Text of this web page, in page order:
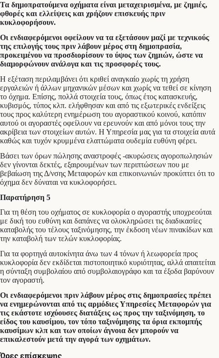
Τα δημοπρατούμενα οχήματα είναι μεταχειρισμένα, με ζημιές,
φθορές και ελλείψεις και χρήζουν επισκευής πριν
κυκλοφορήσουν.
Οι ενδιαφερόμενοι οφείλουν να τα εξετάσουν μαζί με τεχνικούς
της επιλογής τους πριν λάβουν μέρος στη δημοπρασία,
προκειμένου να προσδιορίσουν το ύψος των ζημιών, ώστε να
διαμορφώνουν ανάλογα και τις προσφορές τους.
Η εξέταση περιλαμβάνει ότι κριθεί αναγκαίο χωρίς τη χρήση
εργαλειών ή άλλων μηχανικών μέσων και χωρίς να τεθεί σε κίνηση
το όχημα. Επίσης, πολλά στοιχεία τους, όπως έτος κατασκευής,
κυβισμός, τύπος κλπ. ελήφθησαν και από τις εξωτερικές ενδείξεις
τους προς καλύτερη ενημέρωση του αγοραστικού κοινού, κατόπιν
αυτού οι αγοραστές οφείλουν να ερευνούν και από μόνοι τους την
ακρίβεια των στοιχείων αυτών. Η Υπηρεσία μας για τα στοιχεία αυτά
καθώς και τυχόν κρυμμένα ελαττώματα ουδεμία ευθύνη φέρει.
Βάσει των όρων πώλησης αναστροφές -ακυρώσεις αγοροπωλησιών
δεν γίνονται δεκτές, εξαιρουµένων των περιπτώσεων που με
βεβαίωση της Δ/νσης Μεταφορών και επικοινωνιών προκύπτει ότι το
όχηµα δεν δύναται να κυκλοφορήσει.
Παρατήρηση 5
Για τη θέση του οχήματος σε κυκλοφορία ο αγοραστής υποχρεούται
με δική του ευθύνη και δαπάνες να ολοκληρώσει τις διαδικασίες
καταβολής του τέλους ταξινόμησης, την έκδοση νέων πινακίδων και
την καταβολή των τελών κυκλοφορίας.
Για τα φορτηγά αυτοκίνητα άνω των 4 τόνων ή λεωφορεία προς
κυκλοφορία δεν εκδίδεται πιστοποιητικό κυριότητας, αλλά απαιτείται
η σύνταξη συμβολαίου από συµβολαιογράφο και τα έξοδα βαρύνουν
τον αγοραστή.
Οι ενδιαφερόμενοι πριν λάβουν μέρος στις δημοπρασίες πρέπει
να ενημερώνονται από τις αρμόδιες Υπηρεσίες Μεταφορών για
τις εκάστοτε ισχύουσες διατάξεις ως προς την ταξινόμηση, το
είδος του καυσίμου, τον τόπο ταξινόμησης τα όρια εκπομπής
καυσίμων κλπ και των οποίων άγνοια δεν μπορούν να
επικαλεστούν μετά την αγορά των οχημάτων.
Ώρες επίσκεψης